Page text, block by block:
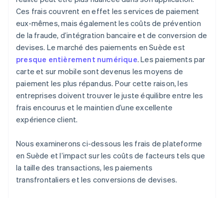
Ces frais couvrent en effet les services de paiement
eux-mêmes, mais également les coûts de prévention
de la fraude, d’intégration bancaire et de conversion de
devises. Le marché des paiements en Suède est
presque entièrement numérique. Les paiements par
carte et sur mobile sont devenus les moyens de
paiement les plus répandus. Pour cette raison, les
entreprises doivent trouver le juste équilibre entre les
frais encourus et le maintien d’une excellente
expérience client.
Nous examinerons ci-dessous les frais de plateforme
en Suède et l’impact sur les coûts de facteurs tels que
la taille des transactions, les paiements
transfrontaliers et les conversions de devises.